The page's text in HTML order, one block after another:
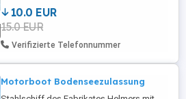
10.0 EUR
15.0 EUR
Verifizierte Telefonnummer
Motorboot Bodenseezulassung